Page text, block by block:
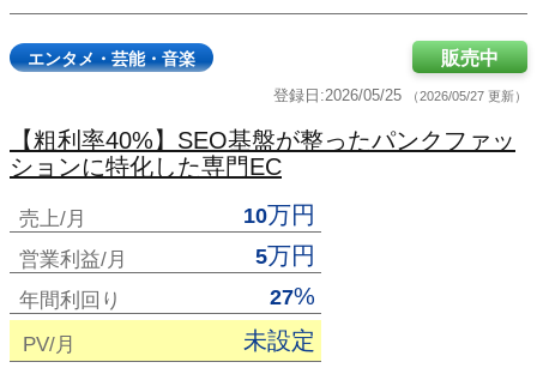
エンタメ・芸能・音楽
登録日:2026/05/25 （2026/05/27 更新）
販売中
【粗利率40%】SEO基盤が整ったパンクファッ
ションに特化した専門EC
売上/月 10万円
営業利益/月 5万円
年間利回り 27%
PV/月 未設定